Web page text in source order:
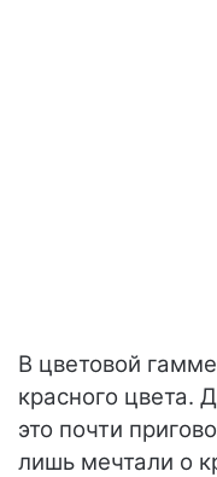
В цветовой
красного цвета.
это почти
лишь мечтали о